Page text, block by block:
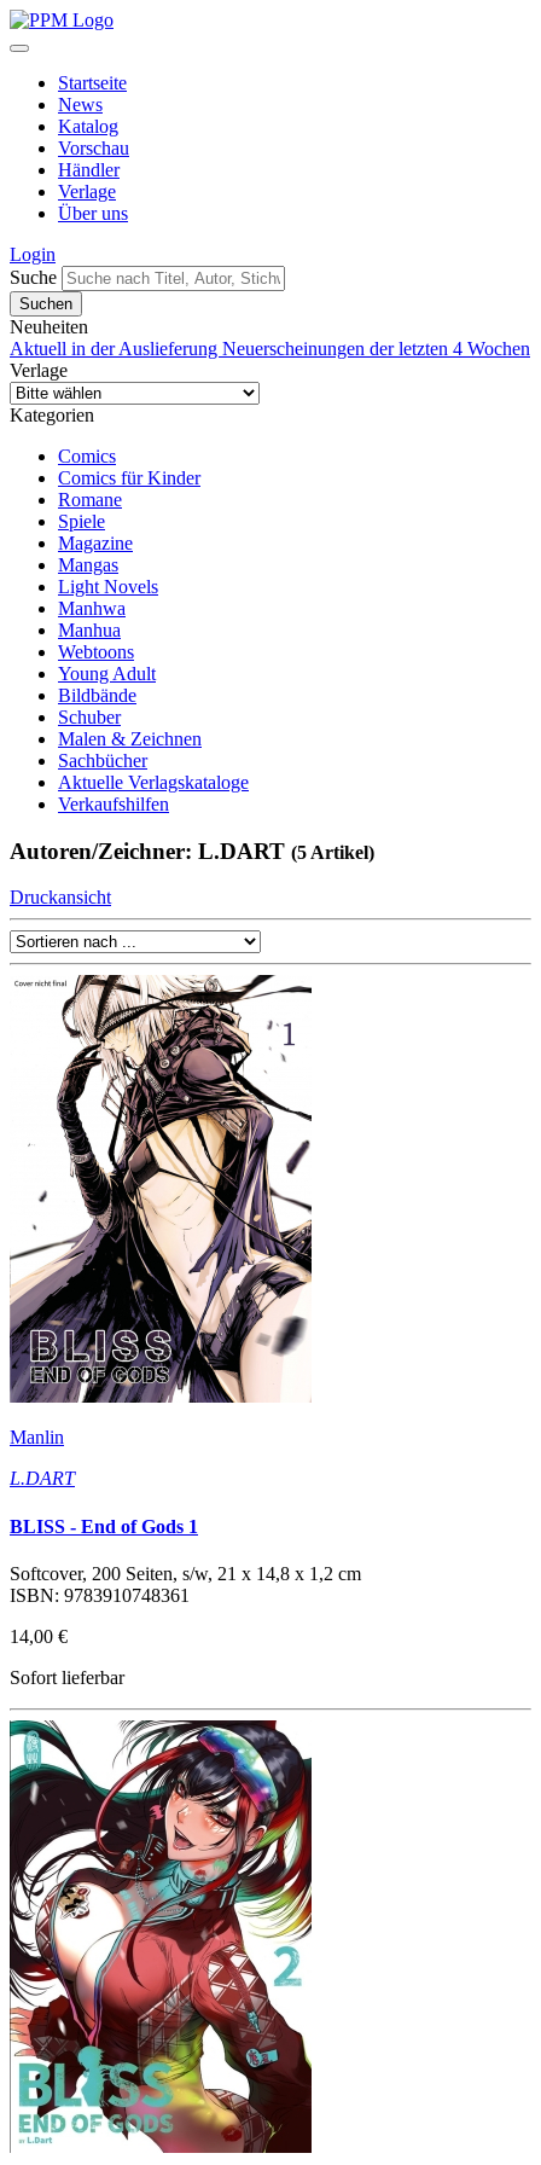
Startseite
News
Katalog
Vorschau
Händler
Verlage
Über uns
Login
Suche
Neuheiten
Aktuell in der Auslieferung Neuerscheinungen der letzten 4 Wochen
Verlage
Kategorien
Comics
Comics für Kinder
Romane
Spiele
Magazine
Mangas
Light Novels
Manhwa
Manhua
Webtoons
Young Adult
Bildbände
Schuber
Malen & Zeichnen
Sachbücher
Aktuelle Verlagskataloge
Verkaufshilfen
Autoren/Zeichner: L.DART (5 Artikel)
Druckansicht
Manlin
L.DART
BLISS - End of Gods 1
Softcover, 200 Seiten, s/w, 21 x 14,8 x 1,2 cm
ISBN: 9783910748361
14,00 €
Sofort lieferbar